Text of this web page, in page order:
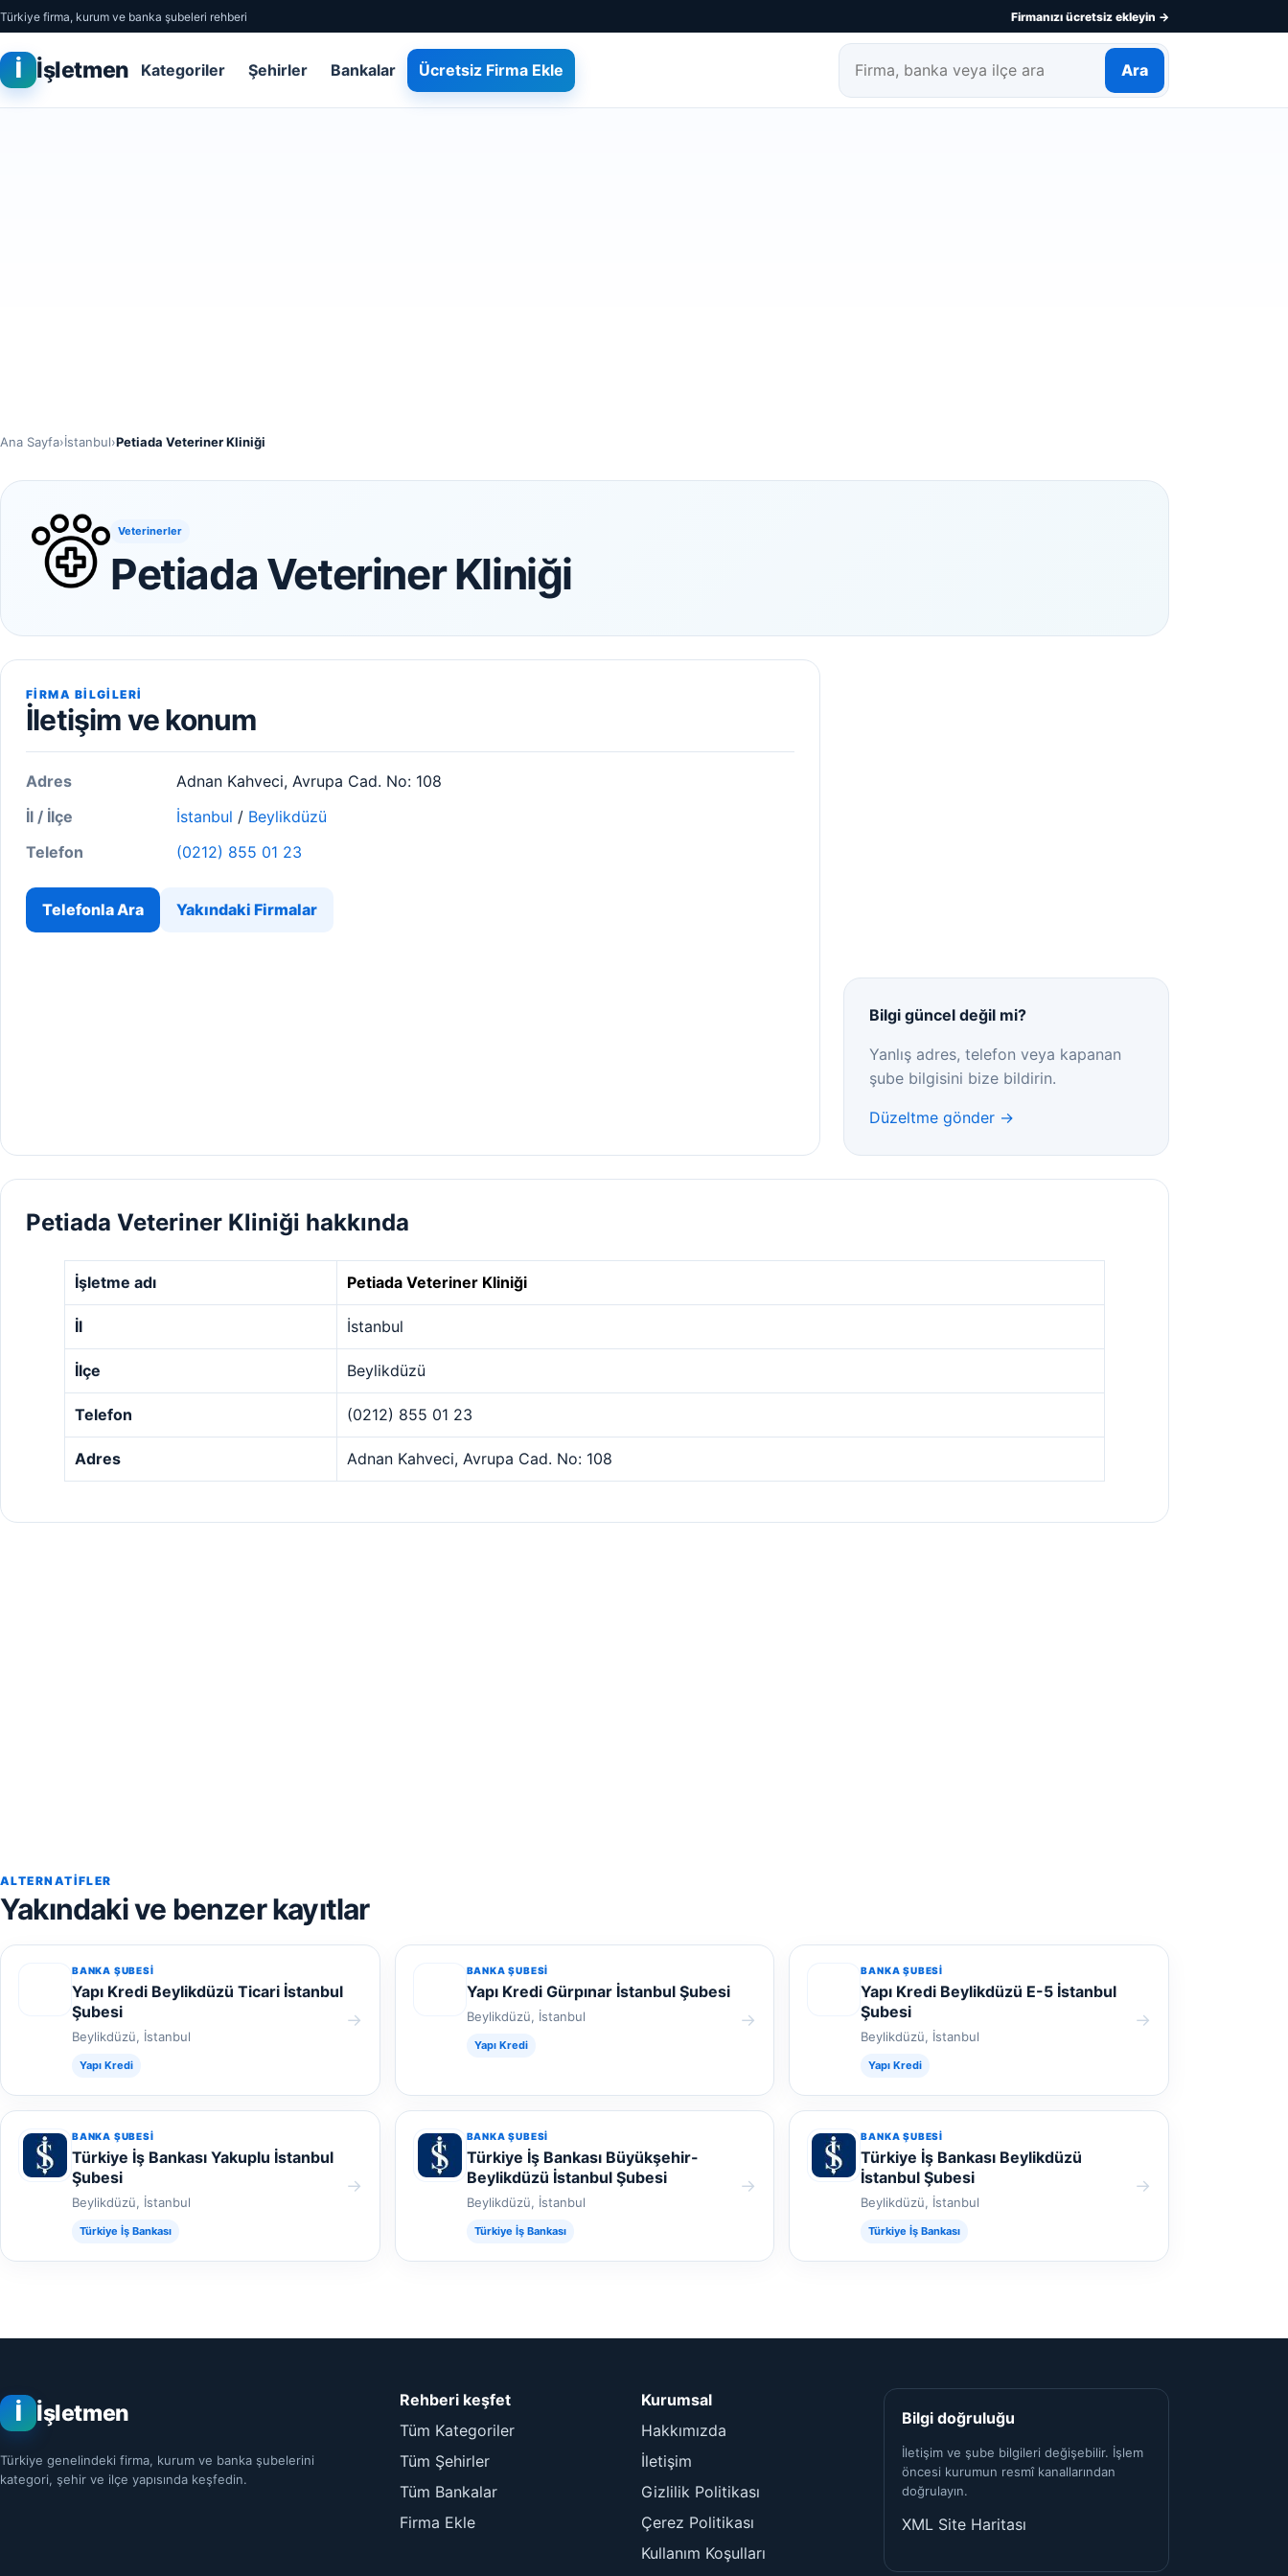
Türkiye firma, kurum ve banka şubeleri rehberi Firmanızı ücretsiz ekleyin →
İ İşletmen Kategoriler Şehirler Bankalar Ücretsiz Firma Ekle Ara
Ana Sayfa›İstanbul›Petiada Veteriner Kliniği
Veterinerler
Petiada Veteriner Kliniği
FIRMA BILGILERI
İletişim ve konum
Adres
Adnan Kahveci, Avrupa Cad. No: 108
İl / İlçe
İstanbul / Beylikdüzü
Telefon
(0212) 855 01 23
Telefonla Ara Yakındaki Firmalar
Bilgi güncel değil mi?
Yanlış adres, telefon veya kapanan
şube bilgisini bize bildirin.
Düzeltme gönder →
Petiada Veteriner Kliniği hakkında
İşletme adı Petiada Veteriner Kliniği
İl İstanbul
İlçe Beylikdüzü
Telefon (0212) 855 01 23
Adres Adnan Kahveci, Avrupa Cad. No: 108
ALTERNATIFLER
Yakındaki ve benzer kayıtlar
BANKA ŞUBESI
Yapı Kredi Beylikdüzü Ticari İstanbul
Şubesi
Beylikdüzü, İstanbul
Yapı Kredi
→
BANKA ŞUBESI
Yapı Kredi Gürpınar İstanbul Şubesi
Beylikdüzü, İstanbul
Yapı Kredi
→
BANKA ŞUBESI
Yapı Kredi Beylikdüzü E-5 İstanbul
Şubesi
Beylikdüzü, İstanbul
Yapı Kredi
→
BANKA ŞUBESI
Türkiye İş Bankası Yakuplu İstanbul
Şubesi
Beylikdüzü, İstanbul
Türkiye İş Bankası
→
BANKA ŞUBESI
Türkiye İş Bankası Büyükşehir-
Beylikdüzü İstanbul Şubesi
Beylikdüzü, İstanbul
Türkiye İş Bankası
→
BANKA ŞUBESI
Türkiye İş Bankası Beylikdüzü
İstanbul Şubesi
Beylikdüzü, İstanbul
Türkiye İş Bankası
→
İ İşletmen
Türkiye genelindeki firma, kurum ve banka şubelerini
kategori, şehir ve ilçe yapısında keşfedin.
Rehberi keşfet
Tüm Kategoriler
Tüm Şehirler
Tüm Bankalar
Firma Ekle
Kurumsal
Hakkımızda
İletişim
Gizlilik Politikası
Çerez Politikası
Kullanım Koşulları
Bilgi doğruluğu
İletişim ve şube bilgileri değişebilir. İşlem
öncesi kurumun resmî kanallarından
doğrulayın.
XML Site Haritası